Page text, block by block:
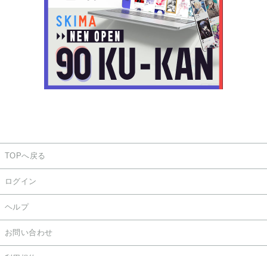
TOPへ戻る
ログイン
ヘルプ
お問い合わせ